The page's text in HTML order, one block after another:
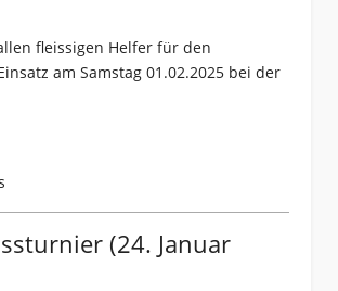
fleissigen Helfer für den
am Samstag 01.02.2025 bei der
(24. Januar